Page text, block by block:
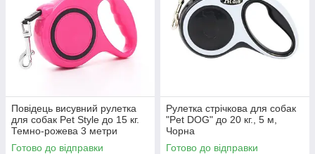
Повідець висувний рулетка
для собак Pet Style до 15 кг.
Темно-рожева 3 метри
Готово до відправки
Рулетка стрічкова для собак
"Pet DOG" до 20 кг., 5 м,
Чорна
Готово до відправки